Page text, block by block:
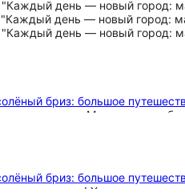
бриз: большое
впечатления. Маршрут
похож на другой, эмоций
поездку. Особенная
очень приятный человек, на
бриз: большое